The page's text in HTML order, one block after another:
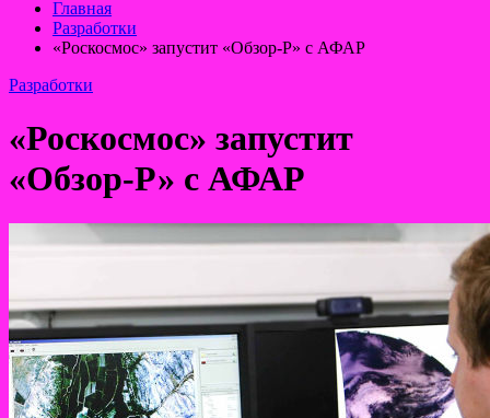
Главная
Разработки
«Роскосмос» запустит «Обзор-Р» с АФАР
Разработки
«Роскосмос» запустит
«Обзор-Р» с АФАР